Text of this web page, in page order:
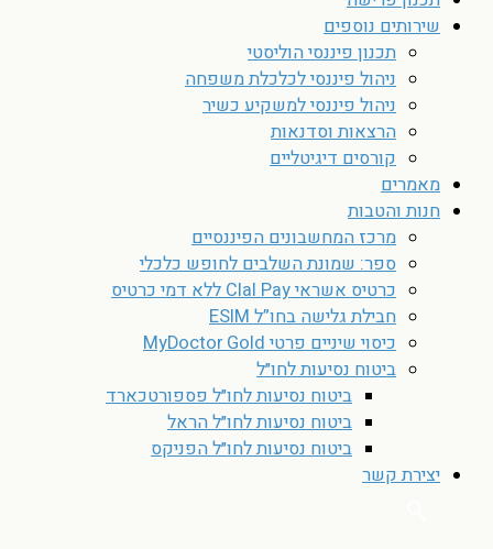
שירותים נוספים
תכנון פיננסי הוליסטי
ניהול פיננסי לכלכלת משפחה
ניהול פיננסי למשקיע כשיר
הרצאות וסדנאות
קורסים דיגיטליים
מאמרים
חנות והטבות
מרכז המחשבונים הפיננסיים
ספר: שמונת השלבים לחופש כלכלי
כרטיס אשראי Clal Pay ללא דמי כרטיס
חבילת גלישה בחו”ל ESIM
כיסוי שיניים פרטי MyDoctor Gold
ביטוח נסיעות לחו״ל
ביטוח נסיעות לחו״ל פספורטכארד
ביטוח נסיעות לחו״ל הראל
ביטוח נסיעות לחו״ל הפניקס
יצירת קשר